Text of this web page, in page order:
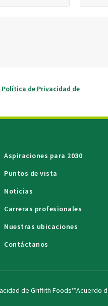
Política de Privacidad de
Aspiraciones para 2030
Puntos de vista
Noticias
Carreras profesionales
Nuestras ubicaciones
Contáctanos
de Griffith Foods™Acuerdo